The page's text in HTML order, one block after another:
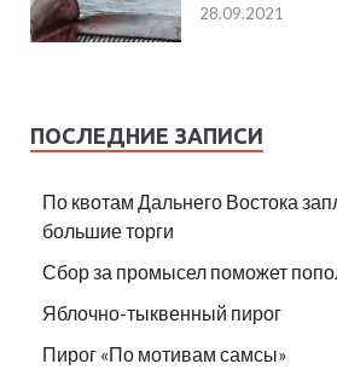
28.09.2021
ПОСЛЕДНИЕ ЗАПИСИ
По квотам Дальнего Востока
большие торги
Сбор за промысел поможет
Яблочно-тыквенный пирог
Пирог «По мотивам самсы»